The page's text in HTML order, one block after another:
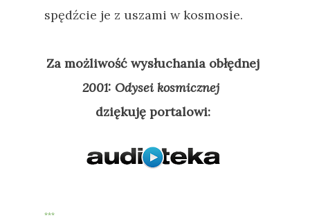
spędźcie je z uszami w kosmosie.
Za możliwość wysłuchania obłędnej
2001: Odysei kosmicznej
dziękuję portalowi:
***